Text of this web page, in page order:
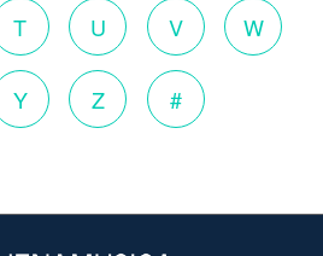
T U V W
Y Z #